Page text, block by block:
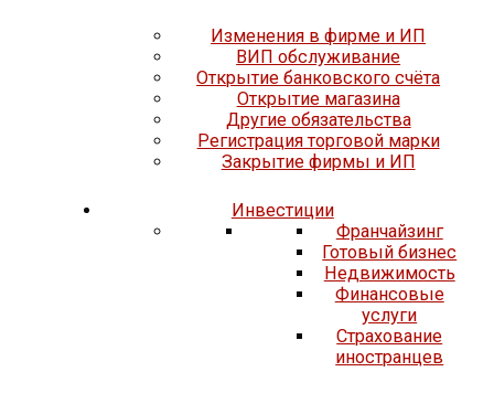
Изменения в фирме и ИП
ВИП обслуживание
Открытие банковского счёта
Открытие магазина
Другие обязательства
Регистрация торговой марки
Закрытие фирмы и ИП
Инвестиции
Франчайзинг
Готовый бизнес
Недвижимость
Финансовые
услуги
Страхование
иностранцев